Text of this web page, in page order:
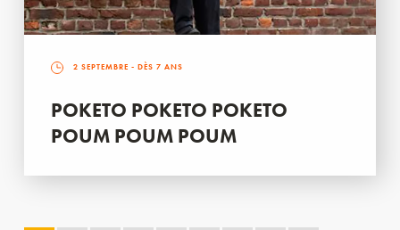
2 SEPTEMBRE - DÈS 7 ANS
POKETO POKETO POKETO
POUM POUM POUM